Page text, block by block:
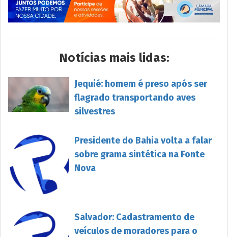
Notícias mais lidas:
Jequié: homem é preso após ser
flagrado transportando aves
silvestres
Presidente do Bahia volta a falar
sobre grama sintética na Fonte
Nova
Salvador: Cadastramento de
veículos de moradores para o